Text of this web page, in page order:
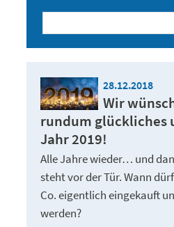
28.12.2018
Wir
rundum glückliches
Jahr 2019!
Alle Jahre wieder… und
steht vor der Tür. Wann
Co. eigentlich eingekauft
werden?